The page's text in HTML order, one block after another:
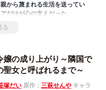
から蔑まれる生活を送ってい
だけが心の支えだった。
がきっかけで両親から勘当され
ートだったがギルド職員のサー
る
嬢の成り上がり～隣国で
聖女と呼ばれるまで～
塚だい原作： 三萩せんやキャラ